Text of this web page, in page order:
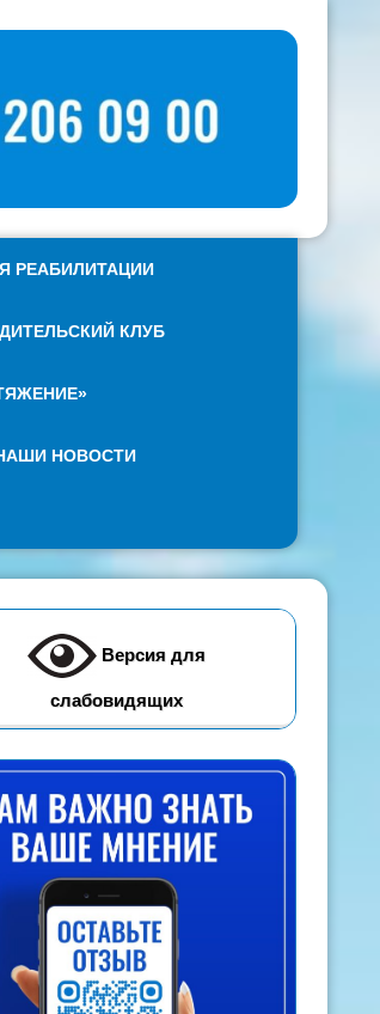
РЕАБИЛИТАЦИИ
КЛУБ
НОВОСТИ
Версия для
слабовидящих